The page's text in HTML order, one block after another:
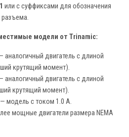
или с суффиксами для обозначения
разъема.
модели от Trinamic:
аналогичный двигатель с длиной
крутящий момент).
аналогичный двигатель с длиной
крутящий момент).
— модель с током 1.0 А.
мощные двигатели размера NEMA